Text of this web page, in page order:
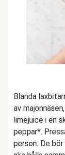
Blanda
av
limejuice i en
peppar*.
person. De